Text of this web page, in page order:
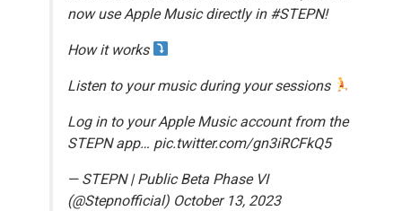
now use Apple Music directly in #STEPN!
How it works
Listen to your music during your sessions
Log in to your Apple Music account from the
STEPN app… pic.twitter.com/gn3iRCFkQ5
— STEPN | Public Beta Phase VI
(@Stepnofficial) October 13, 2023